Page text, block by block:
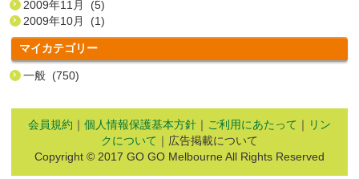
2009年11月 (5)
2009年10月 (1)
マイカテゴリー
一般 (750)
会員規約 ｜ 個人情報保護基本方針 ｜ ご利用にあたって ｜ リン
クについて ｜広告掲載について
Copyright © 2017 GO GO Melbourne All Rights Reserved